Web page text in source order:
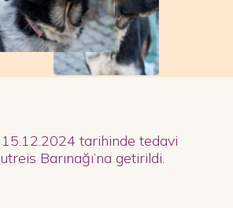
tarihinde tedavi
Barınağı’na getirildi.